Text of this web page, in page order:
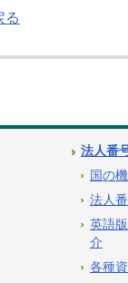
る
法人番
国の
法人
英語
介
各種